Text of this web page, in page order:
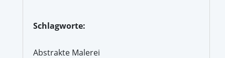
Schlagworte:
Abstrakte Malerei